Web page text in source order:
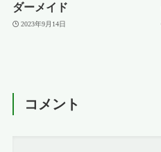
ダーメイド
2023年9月14日
コメント